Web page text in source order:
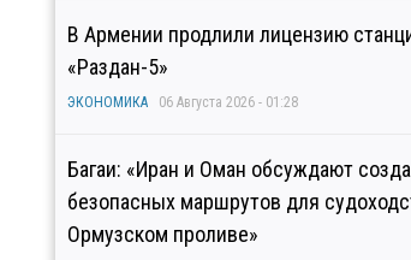
В Армении продлили лицензию
«Раздан-5»
ЭКОНОМИКА 06 Августа 2026 - 01:28
Багаи: «Иран и Оман обсуждают
безопасных маршрутов для
Ормузском проливе»